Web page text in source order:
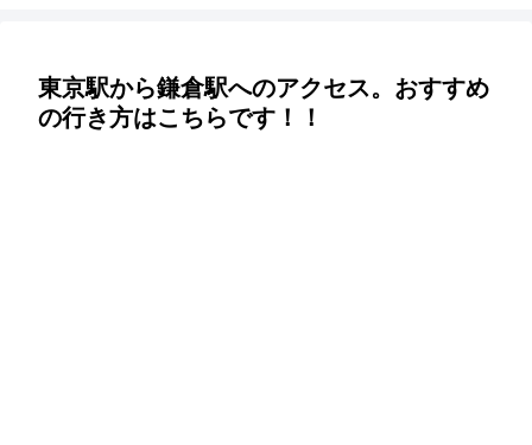
東京駅から鎌倉駅へのアクセス。おすすめ
の行き方はこちらです！！